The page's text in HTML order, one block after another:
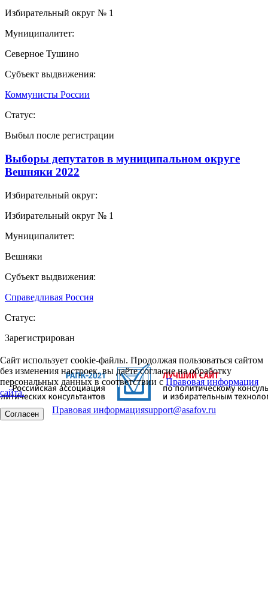
Избирательный округ № 1
Муниципалитет:
Северное Тушино
Субъект выдвижения:
Коммунисты России
Статус:
Выбыл после регистрации
Выборы депутатов в муниципальном округе
Вешняки 2022
Избирательный округ:
Избирательный округ № 1
Муниципалитет:
Вешняки
Субъект выдвижения:
Справедливая Россия
Статус:
Зарегистрирован
Сайт использует cookie-файлы. Продолжая пользоваться сайтом
без изменения настроек, вы даёте согласие на обработку
персональных данных в соответствии сПравовая информация
сайта.
Согласен Правовая информацияsupport@asafov.ru